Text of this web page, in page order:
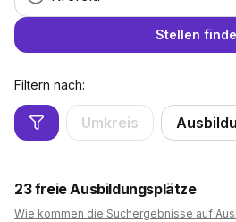
Stellen
Filtern nach:
Umkreis
23freie Ausbildungsplätze
Wie kommen die Suchergebnisse auf